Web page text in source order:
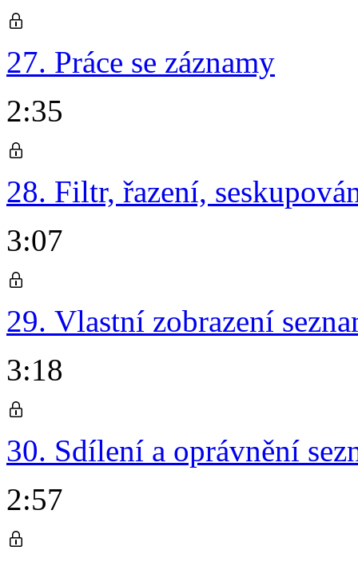
27. Práce se záznamy
2:35
28. Filtr, řazení,
3:07
29. Vlastní zobrazení
3:18
30. Sdílení a oprávnění
2:57